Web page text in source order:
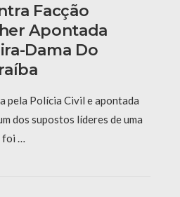
Facção
Apontada
Dama Do
pela Polícia Civil e apontada
dos supostos líderes de uma
foi …